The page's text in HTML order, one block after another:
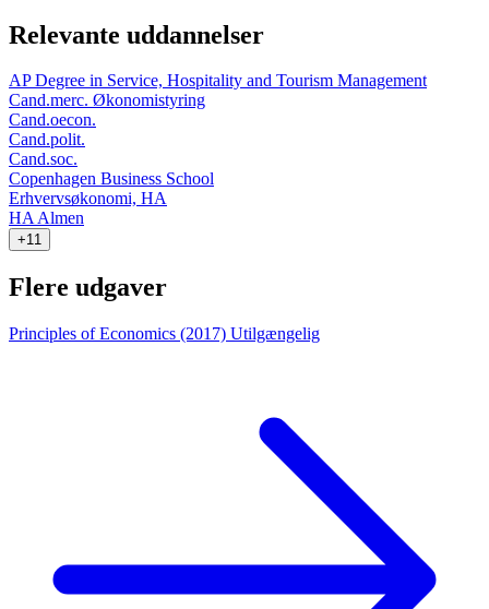
Relevante uddannelser
AP Degree in Service, Hospitality and Tourism Management
Cand.merc. Økonomistyring
Cand.oecon.
Cand.polit.
Cand.soc.
Copenhagen Business School
Erhvervsøkonomi, HA
HA Almen
+11
Flere udgaver
Principles of Economics (2017) Utilgængelig